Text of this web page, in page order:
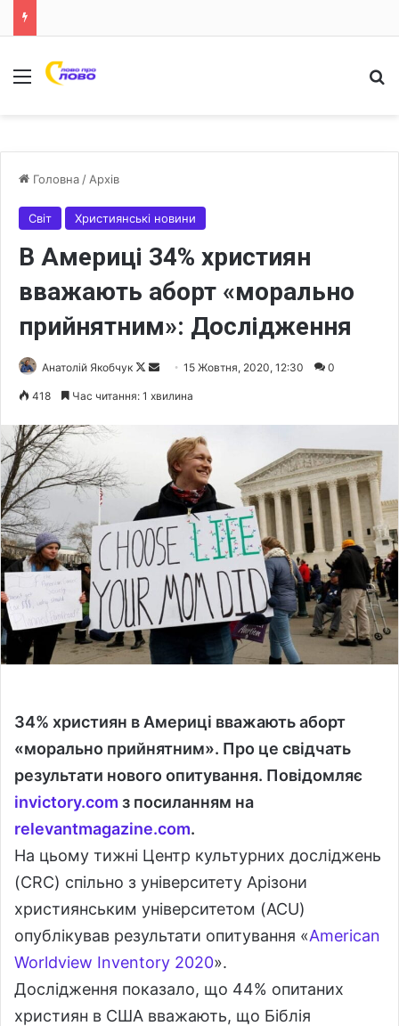
Меню
Головна / Архів
Світ Християнські новини
В Америці 34% християн
вважають аборт «морально
прийнятним»: Дослідження
Анатолій Якобчук
F
n
X
e
m
i
15 Жовтня, 2020, 12:30 0
418 Час читання: 1 хвилина
34% християн в Америці вважають аборт
«морально прийнятним». Про це свідчать
результати нового опитування. Повідомляє
invictory.com з посиланням на
relevantmagazine.com.
На цьому тижні Центр культурних досліджень
(CRC) спільно з університету Арізони
християнським університетом (ACU)
опублікував результати опитування «American
Worldview Inventory 2020».
Дослідження показало, що 44% опитаних
християн в США вважають, що Біблія